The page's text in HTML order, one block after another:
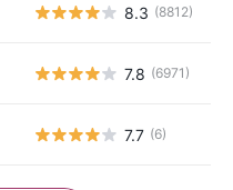
8.3 (8812)
7.8 (6971)
7.7 (6)